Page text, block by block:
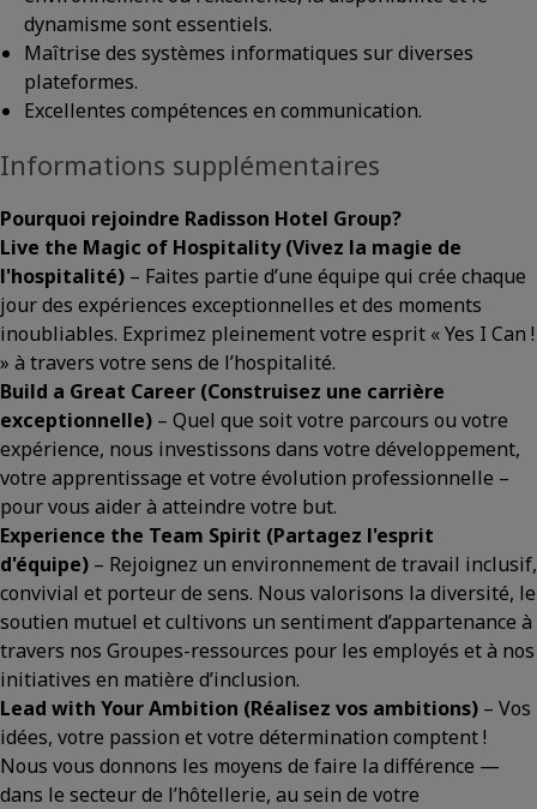
dynamisme sont essentiels.
Maîtrise des systèmes informatiques sur diverses
plateformes.
Excellentes compétences en communication.
Informations supplémentaires
Pourquoi rejoindre Radisson Hotel Group?
Live the Magic of Hospitality (Vivez la magie de
l'hospitalité) – Faites partie d’une équipe qui crée chaque
jour des expériences exceptionnelles et des moments
inoubliables. Exprimez pleinement votre esprit « Yes I Can !
» à travers votre sens de l’hospitalité.
Build a Great Career (Construisez une carrière
exceptionnelle) – Quel que soit votre parcours ou votre
expérience, nous investissons dans votre développement,
votre apprentissage et votre évolution professionnelle –
pour vous aider à atteindre votre but.
Experience the Team Spirit (Partagez l'esprit
d'équipe) – Rejoignez un environnement de travail inclusif,
convivial et porteur de sens. Nous valorisons la diversité, le
soutien mutuel et cultivons un sentiment d’appartenance à
travers nos Groupes-ressources pour les employés et à nos
initiatives en matière d’inclusion.
Lead with Your Ambition (Réalisez vos ambitions) – Vos
idées, votre passion et votre détermination comptent !
Nous vous donnons les moyens de faire la différence —
dans le secteur de l’hôtellerie, au sein de votre